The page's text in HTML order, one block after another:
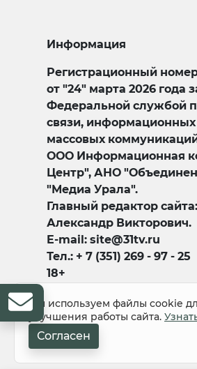
Информация
Регистрационный
от "24" марта 2026 года
Федеральной службой
связи, информационных
массовых
ООО Информационная
Центр", АНО
"Медиа Урала".
Главный редактор
Александр Викторович.
E-mail: site@31tv.ru
Тел.: + 7 (351) 269 - 97 - 25
18+
© 2008-2026 Все права
Мы используем файлы cookie
улучшения работы сайта.
Согласен